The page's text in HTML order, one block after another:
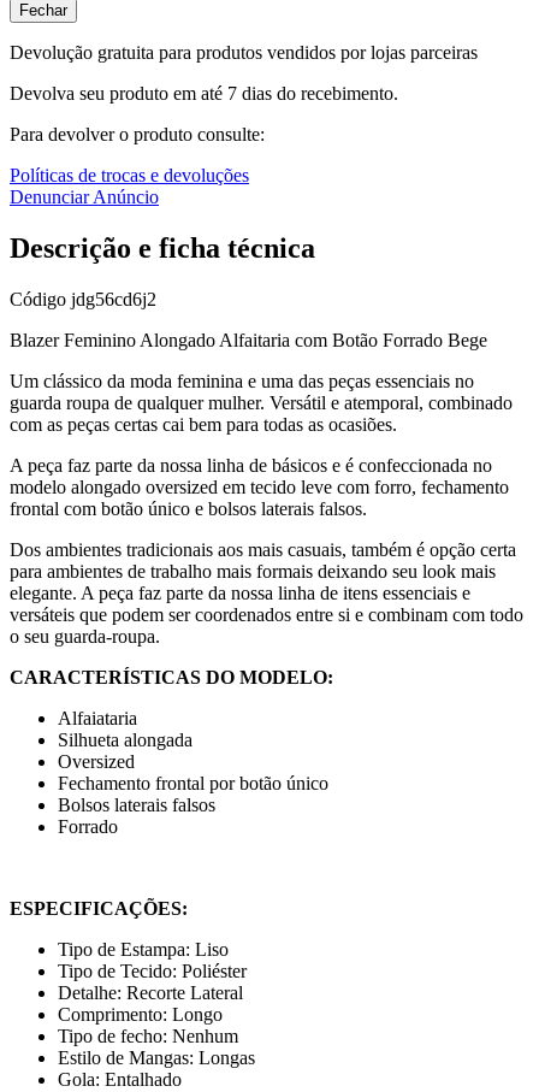
Fechar
Devolução gratuita para produtos vendidos por lojas parceiras
Devolva seu produto em até 7 dias do recebimento.
Para devolver o produto consulte:
Políticas de trocas e devoluções
Denunciar Anúncio
Descrição e ficha técnica
Código jdg56cd6j2
Blazer Feminino Alongado Alfaitaria com Botão Forrado Bege
Um clássico da moda feminina e uma das peças essenciais no
guarda roupa de qualquer mulher. Versátil e atemporal, combinado
com as peças certas cai bem para todas as ocasiões.
A peça faz parte da nossa linha de básicos e é confeccionada no
modelo alongado oversized em tecido leve com forro, fechamento
frontal com botão único e bolsos laterais falsos.
Dos ambientes tradicionais aos mais casuais, também é opção certa
para ambientes de trabalho mais formais deixando seu look mais
elegante. A peça faz parte da nossa linha de itens essenciais e
versáteis que podem ser coordenados entre si e combinam com todo
o seu guarda-roupa.
CARACTERÍSTICAS DO MODELO:
Alfaiataria
Silhueta alongada
Oversized
Fechamento frontal por botão único
Bolsos laterais falsos
Forrado
ESPECIFICAÇÕES:
Tipo de Estampa: Liso
Tipo de Tecido: Poliéster
Detalhe: Recorte Lateral
Comprimento: Longo
Tipo de fecho: Nenhum
Estilo de Mangas: Longas
Gola: Entalhado